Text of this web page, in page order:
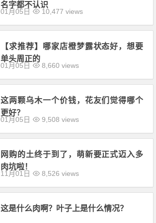
名字都不认识
01月05日 10,477 views
【求推荐】哪家店橙梦露状态好，想要
单头周正的
01月05日 8,660 views
这两颗乌木一个价钱，花友们觉得哪个
更好？
01月05日 9,508 views
网购的土终于到了，萌新要正式迈入多
肉坑啦！
11月01日 8,526 views
这是什么肉啊？叶子上是什么情况？